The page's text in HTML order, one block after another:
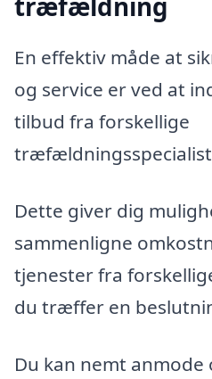
En effektiv måde at
og service er ved at
tilbud fra forskellige
Dette giver dig
sammenligne
tjenester fra
du træffer en
Du kan nemt